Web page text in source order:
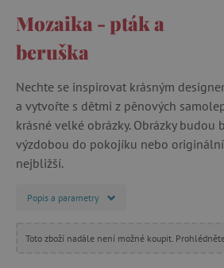
Mozaika - pták a
beruška
Nechte se inspirovat krásným
a vytvořte s dětmi z pěnových
krásné velké obrázky. Obrázky budou
výzdobou do pokojíku nebo
nejbližší.
Popis a parametry
Toto zboží nadále není možné koupit.